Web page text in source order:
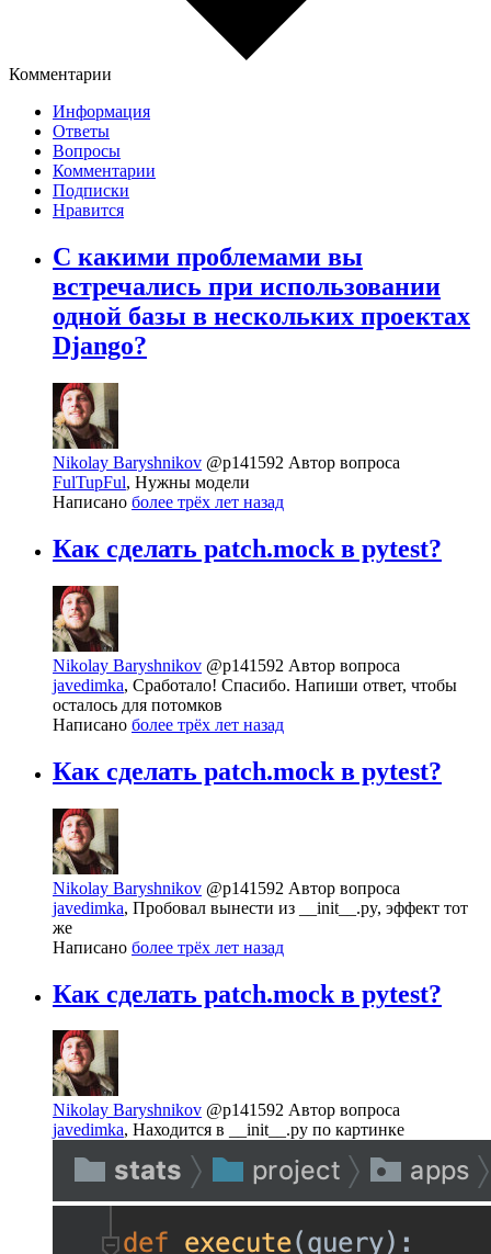
Комментарии
Информация
Ответы
Вопросы
Комментарии
Подписки
Нравится
С какими проблемами вы
встречались при использовании
одной базы в нескольких проектах
Django?
Nikolay Baryshnikov @p141592 Автор вопроса
FulTupFul, Нужны модели
Написано более трёх лет назад
Как сделать patch.mock в pytest?
Nikolay Baryshnikov @p141592 Автор вопроса
javedimka, Сработало! Спасибо. Напиши ответ, чтобы
осталось для потомков
Написано более трёх лет назад
Как сделать patch.mock в pytest?
Nikolay Baryshnikov @p141592 Автор вопроса
javedimka, Пробовал вынести из __init__.py, эффект тот
же
Написано более трёх лет назад
Как сделать patch.mock в pytest?
Nikolay Baryshnikov @p141592 Автор вопроса
javedimka, Находится в __init__.py по картинке